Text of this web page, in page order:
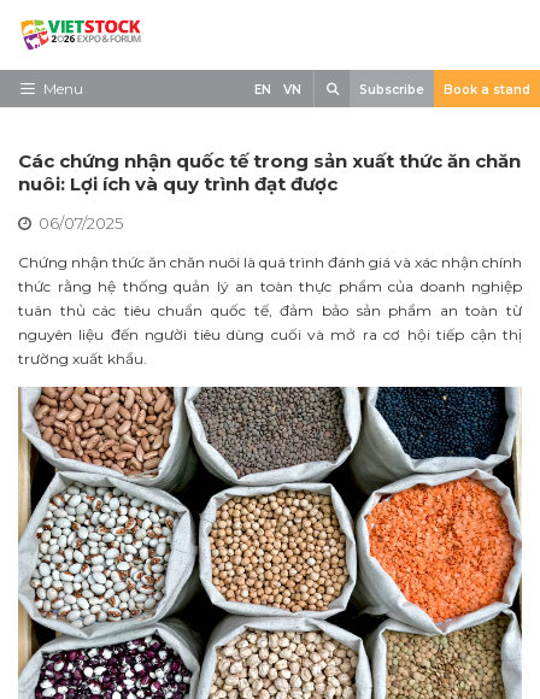
Skip
contentMenu
Về triển lãm
Trưng Bày
Tham Quan
Tin tức
Liên Hệ
EN VN Subscribe Book a stand
Các chứng nhận quốc tế trong sản xuất thức ăn chăn
nuôi: Lợi ích và quy trình đạt được
06/07/2025
Chứng nhận thức ăn chăn nuôi là quá trình đánh giá và xác nhận chính
thức rằng hệ thống quản lý an toàn thực phẩm của doanh nghiệp
tuân thủ các tiêu chuẩn quốc tế, đảm bảo sản phẩm an toàn từ
nguyên liệu đến người tiêu dùng cuối và mở ra cơ hội tiếp cận thị
trường xuất khẩu.